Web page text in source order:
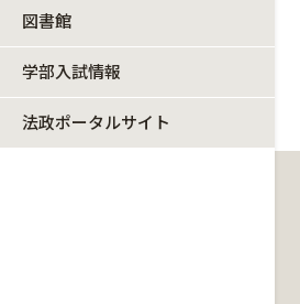
図書館
学部入試情報
法政ポータルサイト